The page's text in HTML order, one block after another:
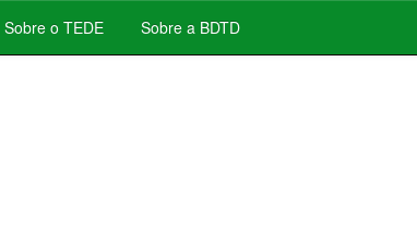
Sobre o TEDE Sobre a BDTD